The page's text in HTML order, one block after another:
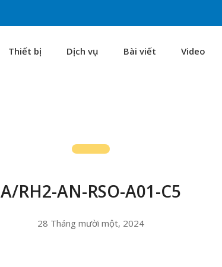
Thiết bị Dịch vụ Bài viết Video
A/RH2-AN-RSO-A01-C5
28 Tháng mười một, 2024